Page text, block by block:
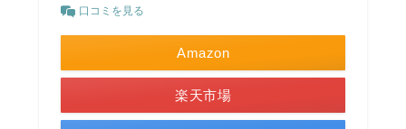
口コミを見る
Amazon
楽天市場